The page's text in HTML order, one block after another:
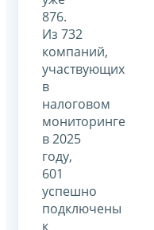
876.
Из 732
компаний,
участвующих
в
налоговом
мониторинге
в 2025
году,
601
успешно
подключены
к